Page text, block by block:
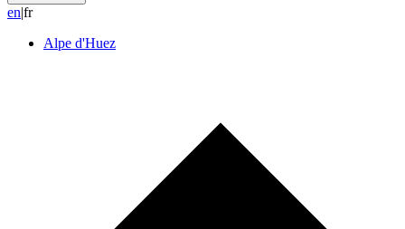
en|fr
Alpe d'Huez